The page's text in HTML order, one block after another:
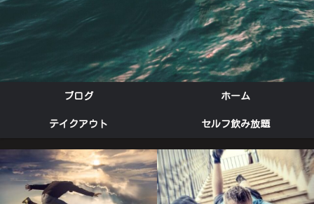
ブログ ホーム
テイクアウト セルフ飲み放題